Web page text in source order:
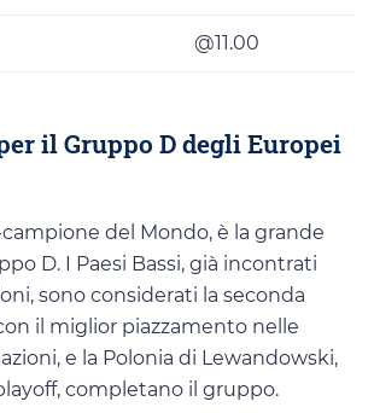
@11.00
il Gruppo D degli Europei
campione del Mondo, è la grande
D. I Paesi Bassi, già incontrati
sono considerati la seconda
con il miglior piazzamento nelle
e la Polonia di Lewandowski,
completano il gruppo.